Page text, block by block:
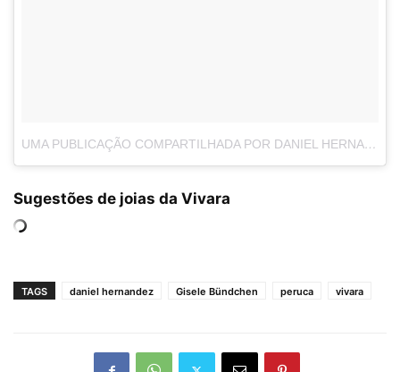
UMA PUBLICAÇÃO COMPARTILHADA POR DANIEL HERNANDEZ (@DANIELHERNANDEZDH)
Sugestões de joias da Vivara
TAGS daniel hernandez Gisele Bündchen peruca vivara